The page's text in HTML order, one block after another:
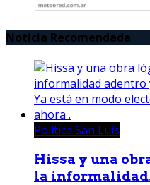
Noticia Recomendada
Política San Luis
Hissa y una
la